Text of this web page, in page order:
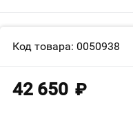
Код товара: 0050938
42 650 ₽